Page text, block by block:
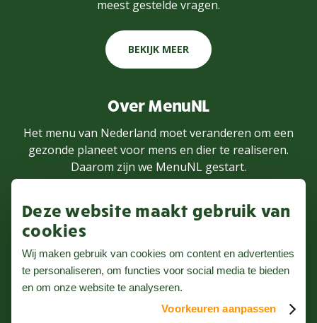
Deze website maakt gebruik van
cookies
Wij maken gebruik van cookies om content en advertenties
te personaliseren, om functies voor social media te bieden
en om onze website te analyseren.
Voorkeuren aanpassen
meest gestelde vragen.
BEKIJK MEER
Over MenuNL
Het menu van Nederland moet veranderen om een
gezonde planeet voor mens en dier te realiseren.
Daarom zijn we MenuNL gestart.
MEER WETEN
Volg ons op Instagram
Nieuwsbrief